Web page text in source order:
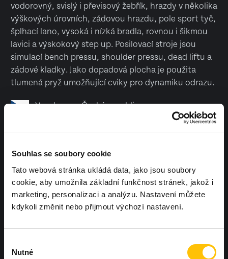
Souhlas se soubory cookie
Tato webová stránka ukládá data, jako jsou soubory
cookie, aby umožnila základní funkčnost stránek, jakož i
marketing, personalizaci a analýzu. Nastavení můžete
kdykoli změnit nebo přijmout výchozí nastavení.
souhlasu
Nutné
vodorovný, svislý i převisový žebřík, hrazdy v několika
výškových úrovních, zádovou hrazdu, pole sport tyč,
šplhací lano, vysoká i nízká bradla, rovnou i šikmou
lavici a výskokový step up. Posilovací stroje jsou
simulací bench pressu, shoulder pressu, dead liftu a
zádové kladky. Jako dopadová plocha je použita
tlumená pryž umožňující cviky pro dynamiku odrazu.
Vyrobeno v České republice